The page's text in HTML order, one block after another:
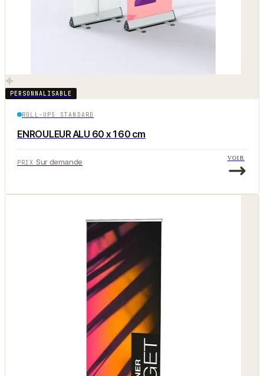
PERSONNALISABLE
ROLL-UPS STANDARD
ENROULEUR ALU 60 x 160 cm
PRIX Sur demande VOIR